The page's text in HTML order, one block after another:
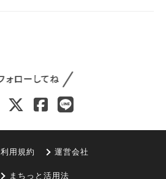
利用規約 運営会社
まちっと活用法